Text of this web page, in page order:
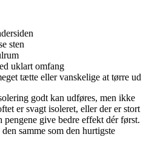
sten
uklart omfang
tætte eller vanskelige at tørre ud
godt kan udføres, men ikke
er svagt isoleret, eller der er stort
give bedre effekt dér først.
samme som den hurtigste